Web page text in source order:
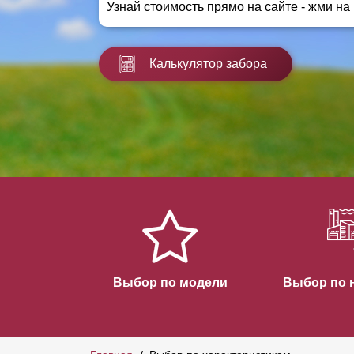
Заборы для дачи
Заборы и ограждения для школ
Забор на участок 10 соток
Узнай стоимость прямо на сайте - жми на
Калькулятор забора
Выбор по модели Выбор по